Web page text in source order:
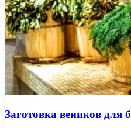
Заготовка веников для